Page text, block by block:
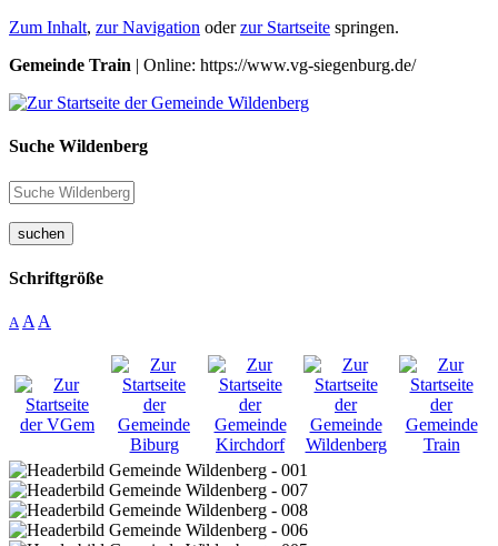
Zum Inhalt, zur Navigation oderzur Startseite springen.
Gemeinde Train | Online: https://www.vg-siegenburg.de/
Suche Wildenberg
suchen
Schriftgröße
A A A